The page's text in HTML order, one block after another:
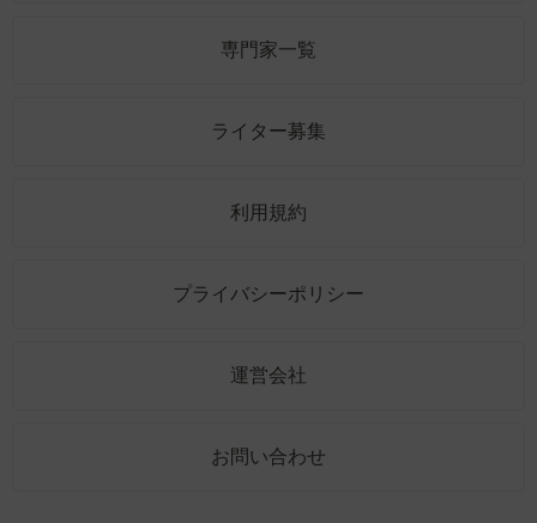
専門家一覧
ライター募集
利用規約
プライバシーポリシー
運営会社
お問い合わせ